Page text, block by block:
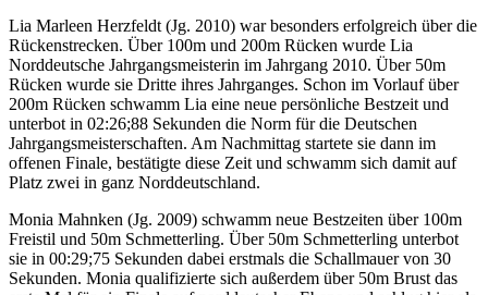
Lia Marleen Herzfeldt (Jg. 2010) war besonders erfolgreich über die
Rückenstrecken. Über 100m und 200m Rücken wurde Lia
Norddeutsche Jahrgangsmeisterin im Jahrgang 2010. Über 50m
Rücken wurde sie Dritte ihres Jahrganges. Schon im Vorlauf über
200m Rücken schwamm Lia eine neue persönliche Bestzeit und
unterbot in 02:26;88 Sekunden die Norm für die Deutschen
Jahrgangsmeisterschaften. Am Nachmittag startete sie dann im
offenen Finale, bestätigte diese Zeit und schwamm sich damit auf
Platz zwei in ganz Norddeutschland.
Monia Mahnken (Jg. 2009) schwamm neue Bestzeiten über 100m
Freistil und 50m Schmetterling. Über 50m Schmetterling unterbot
sie in 00:29;75 Sekunden dabei erstmals die Schallmauer von 30
Sekunden. Monia qualifizierte sich außerdem über 50m Brust das